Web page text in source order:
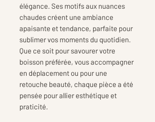
élégance. Ses motifs aux nuances
chaudes créent une ambiance
apaisante et tendance, parfaite pour
sublimer vos moments du quotidien.
Que ce soit pour savourer votre
boisson préférée, vous accompagner
en déplacement ou pour une
retouche beauté, chaque pièce a été
pensée pour allier esthétique et
praticité.